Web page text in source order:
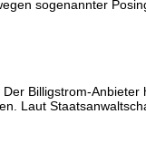
sogenannter
Billigstrom-
Laut